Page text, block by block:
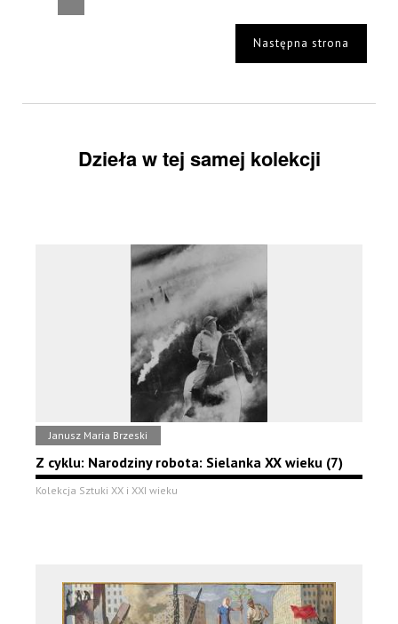
Następna strona
Dzieła w tej samej kolekcji
Janusz Maria Brzeski
Z cyklu: Narodziny robota: Sielanka XX wieku (7)
Kolekcja Sztuki XX i XXI wieku